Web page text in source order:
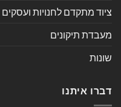
ציוד מתקדם לחנויות ועסקים
מעבדת תיקונים
שונות
דברו איתנו